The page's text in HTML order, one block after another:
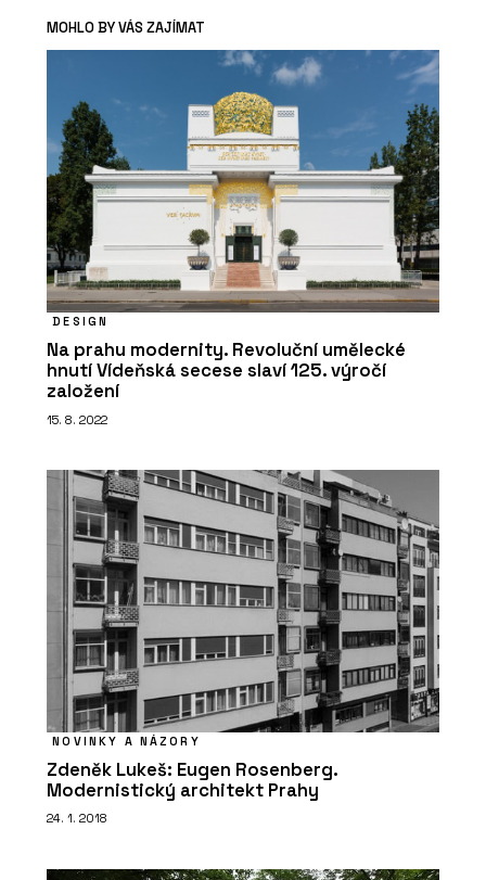
MOHLO BY VÁS ZAJÍMAT
DESIGN
Na prahu modernity. Revoluční umělecké
hnutí Vídeňská secese slaví 125. výročí
založení
15. 8. 2022
NOVINKY A NÁZORY
Zdeněk Lukeš: Eugen Rosenberg.
Modernistický architekt Prahy
24. 1. 2018